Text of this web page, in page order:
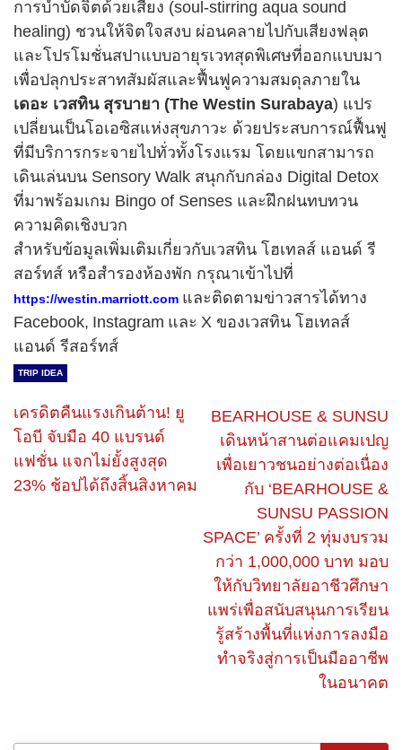
การบำบัดจิตด้วยเสียง (soul-stirring aqua sound
healing) ชวนให้จิตใจสงบ ผ่อนคลายไปกับเสียงฟลุต
และโปรโมชั่นสปาแบบอายุรเวทสุดพิเศษที่ออกแบบมา
เพื่อปลุกประสาทสัมผัสและฟื้นฟูความสมดุลภายใน
เดอะ เวสทิน สุรบายา (The Westin Surabaya) แปร
เปลี่ยนเป็นโอเอซิสแห่งสุขภาวะ ด้วยประสบการณ์ฟื้นฟู
ที่มีบริการกระจายไปทั่วทั้งโรงแรม โดยแขกสามารถ
เดินเล่นบน Sensory Walk สนุกกับกล่อง Digital Detox
ที่มาพร้อมเกม Bingo of Senses และฝึกฝนทบทวน
ความคิดเชิงบวก
สำหรับข้อมูลเพิ่มเติมเกี่ยวกับเวสทิน โฮเทลส์ แอนด์ รี
สอร์ทส์ หรือสำรองห้องพัก กรุณาเข้าไปที่
https://westin.marriott.com และติดตามข่าวสารได้ทาง
Facebook, Instagram และ X ของเวสทิน โฮเทลส์
แอนด์ รีสอร์ทส์
TRIP IDEA
เครดิตคืนแรงเกินต้าน! ยู
โอบี จับมือ 40 แบรนด์
แฟชั่น แจกไม่ยั้งสูงสุด
23% ช้อปได้ถึงสิ้นสิงหาคม
BEARHOUSE & SUNSU
เดินหน้าสานต่อแคมเปญ
เพื่อเยาวชนอย่างต่อเนื่อง
กับ ‘BEARHOUSE &
SUNSU PASSION
SPACE’ ครั้งที่ 2 ทุ่มงบรวม
กว่า 1,000,000 บาท มอบ
ให้กับวิทยาลัยอาชีวศึกษา
แพร่เพื่อสนับสนุนการเรียน
รู้สร้างพื้นที่แห่งการลงมือ
ทำจริงสู่การเป็นมืออาชีพ
ในอนาคต